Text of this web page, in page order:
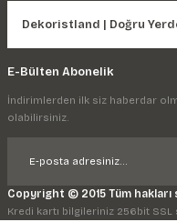
Dekoristland | Doğru
E-Bülten Abonelik
İndirimlerden ilk siz haberdar
olabilirsiniz.
Copyright © 2015 Tüm hakları
Kredi kartı bilgileriniz 256bit